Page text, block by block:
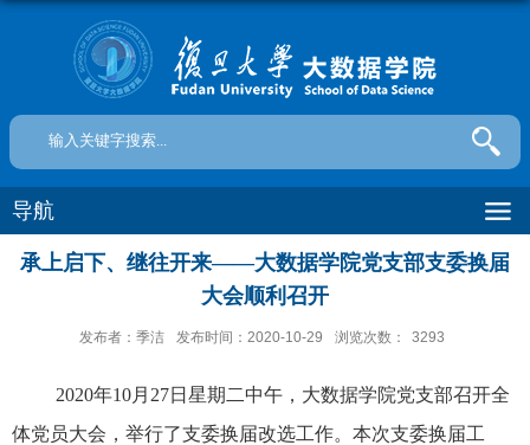
导航
承上启下、继往开来——大数据学院党支部支委换届
大会顺利召开
发布者：季洁 发布时间：2020-10-29 浏览次数： 3293
2020年10月 27日星期二中午，大数据学院党支部召开全
体党员大会，举行了支委换届改选工作。本次支委换届工